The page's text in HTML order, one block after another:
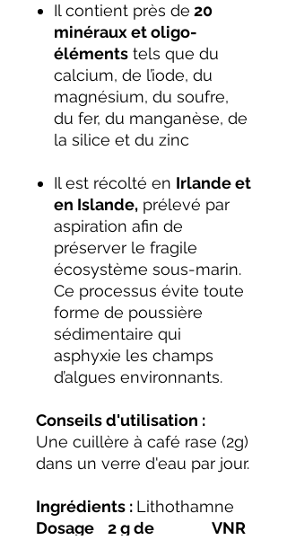
Il contient près de 20
minéraux et oligo-
éléments tels que du
calcium, de l’iode, du
magnésium, du soufre,
du fer, du manganèse, de
la silice et du zinc
Il est récolté en Irlande et
en Islande, prélevé par
aspiration afin de
préserver le fragile
écosystème sous-marin.
Ce processus évite toute
forme de poussière
sédimentaire qui
asphyxie les champs
d’algues environnants.
Conseils d'utilisation :
Une cuillère à café rase (2g)
dans un verre d'eau par jour.
Ingrédients : Lithothamne
Dosage
2 g de
VNR